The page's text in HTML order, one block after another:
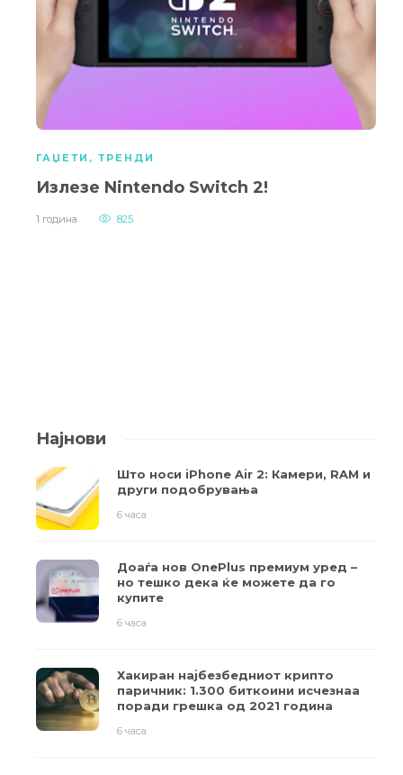
ГАЏЕТИ , ТРЕНДИ
Излезе Nintendo Switch 2!
1 година 825
Најнови
Што носи iPhone Air 2: Камери, RAM и
други подобрувања
6 часа
Доаѓа нов OnePlus премиум уред –
но тешко дека ќе можете да го
купите
6 часа
Хакиран најбезбедниот крипто
паричник: 1.300 биткоини исчезнаа
поради грешка од 2021 година
6 часа